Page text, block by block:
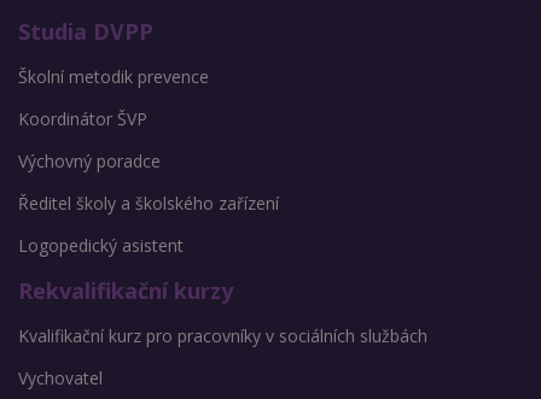
Studia DVPP
Školní metodik prevence
Koordinátor ŠVP
Výchovný poradce
Ředitel školy a školského zařízení
Logopedický asistent
Rekvalifikační kurzy
Kvalifikační kurz pro pracovníky v sociálních službách
Vychovatel